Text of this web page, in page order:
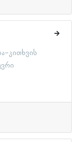
კითხვის